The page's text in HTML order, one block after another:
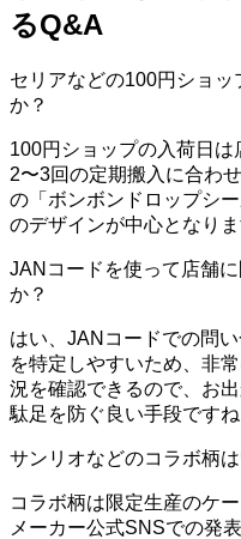
るQ&A
セリアなどの100円ショ
か？
100円ショップの入荷日
2〜3回の定期搬入に合わ
の「ボンボンドロップシ
のデザインが中心となりま
JANコードを使って店舗
か？
はい、JANコードでの問
を特定しやすいため、非
況を確認できるので、お
駄足を防ぐ良い手段ですね
サンリオなどのコラボ柄
コラボ柄は限定生産のケ
メーカー公式SNSでの発